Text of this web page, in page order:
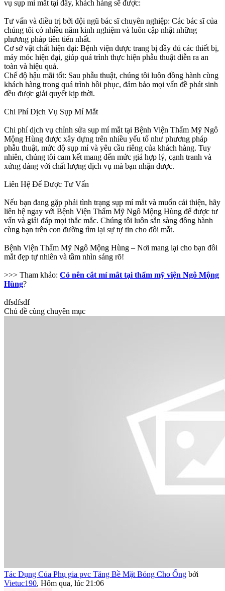
vụ sụp mí mắt tại đây, khách hàng sẽ được:
Tư vấn và điều trị bởi đội ngũ bác sĩ chuyên nghiệp: Các bác sĩ của
chúng tôi có nhiều năm kinh nghiệm và luôn cập nhật những
phương pháp tiên tiến nhất.
Cơ sở vật chất hiện đại: Bệnh viện được trang bị đầy đủ các thiết bị,
máy móc hiện đại, giúp quá trình thực hiện phẫu thuật diễn ra an
toàn và hiệu quả.
Chế độ hậu mãi tốt: Sau phẫu thuật, chúng tôi luôn đồng hành cùng
khách hàng trong quá trình hồi phục, đảm bảo mọi vấn đề phát sinh
đều được giải quyết kịp thời.
Chi Phí Dịch Vụ Sụp Mí Mắt
Chi phí dịch vụ chỉnh sửa sụp mí mắt tại Bệnh Viện Thẩm Mỹ Ngô
Mộng Hùng được xây dựng trên nhiều yếu tố như phương pháp
phẫu thuật, mức độ sụp mí và yêu cầu riêng của khách hàng. Tuy
nhiên, chúng tôi cam kết mang đến mức giá hợp lý, cạnh tranh và
xứng đáng với chất lượng dịch vụ mà bạn nhận được.
Liên Hệ Để Được Tư Vấn
Nếu bạn đang gặp phải tình trạng sụp mí mắt và muốn cải thiện, hãy
liên hệ ngay với Bệnh Viện Thẩm Mỹ Ngô Mộng Hùng để được tư
vấn và giải đáp mọi thắc mắc. Chúng tôi luôn sẵn sàng đồng hành
cùng bạn trên con đường tìm lại sự tự tin cho đôi mắt.
Bệnh Viện Thẩm Mỹ Ngô Mộng Hùng – Nơi mang lại cho bạn đôi
mắt đẹp tự nhiên và tầm nhìn sáng rõ!
>>> Tham khảo: Có nên cắt mí mắt tại thẩm mỹ viện Ngô Mộng
Hùng?
dfsdfsdf
Chủ đề cùng chuyên mục
Tác Dụng Của Phụ gia pvc Tăng Bề Mặt Bóng Cho Ống bởi
Vietuc190, Hôm qua, lúc 21:06